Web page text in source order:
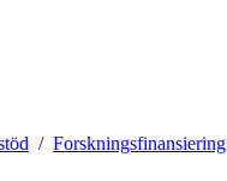
Forskningsfinansiering